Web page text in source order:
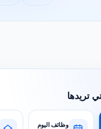
تريدها
وظائف اليوم